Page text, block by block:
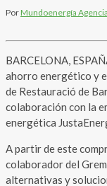
PorMundoenergía
BARCELONA,
ahorro energético y
de Restauració de
colaboración con la
energética
A partir de este
colaborador del
alternativas y